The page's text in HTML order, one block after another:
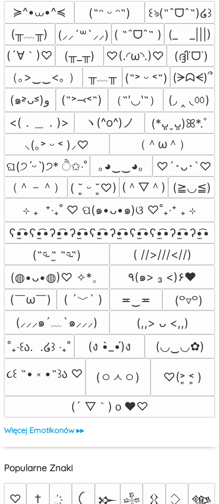
≽^•⩊•^≼ (˶ᵔ ᵕ ᵔ˶)
꒰ঌ(˶ˆᗜˆ˵)໒꒱
(╥﹏╥)
(⸝⸝´꒳`⸝⸝) ( ˶ˆᗜˆ˵ ) (_　_|||)
(´∀｀)♡
(╥_╥) ♡(.◜ω◝.)♡
(ദ്ദി˙ᗜ˙)
（｡>‿‿<｡ ）
╥﹏╥ (˶˃ ᵕ ˂˶) (ᗒᗣᗕ)՞
(๑˃̵ᴗ˂̵)و
(˶˃⤙˂˶) （˶′◡‵˶）
(◞ ‸ ◟ㆀ)
<(．＿．)>
ヽ(^o^)ノ
(*ᴗ͈ˬᴗ͈)ꕤ*.ﾟ
⸜(｡˃ ᵕ ˂ )⸝♡
（＾ω＾）
ଘ(੭ˊᵕˋ)੭* ੈ✩‧˚
｡◕‿‿◕｡
♡´･ᴗ･`♡
（＾－＾）
( ˘͈ ᵕ ˘͈♡) (＾▽＾)
(≧◡≦)
⊹ ₊  ⁺‧₊˚ ♡ ପ(๑•ᴗ•๑)ଓ ♡˚₊‧⁺ ₊ ⊹
ʕ•̫͡•ʕ•̫͡•ʔ•̫͡•ʔ•̫͡•ʕ•̫͡•ʔ•̫͡•ʕ•̫͡•ʕ•̫͡•ʔ•̫͡•ʔ•̫͡•
(˵ᵕ̴᷄ ˶̫ ˶ᵕ̴᷅˵)
( //>///<//)
(◍•ᴗ•◍)♡ ✧*。
٩(๑> ₃ <)۶♥
(￣ω￣﻿)
( ´﹀` ) ≖‿≖
(꒪▿꒪)
(⸝⸝⸝๑´﹏`๑⸝⸝⸝)
(,,> ᴗ <,,)
˚₊‧꒰ა.  .໒꒱ ‧₊˚
(ง •̀_•́)ง
(◡‿◡✿)
૮꒰ ˶• ༝ •˶꒱ა ♡
(ㅇㅅㅇ) ♡(˃͈ ˂͈ )
(´ ▽｀)ｏ♥♡
Więcej Emotikonów ▸▸
Popularne Znaki
♡ † 𒁍 𒈔 𒌐 𒀲